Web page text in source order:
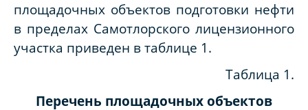
площадочных объектов подготовки нефти
в пределах Самотлорского лицензионного
участка приведен в таблице 1.
Таблица 1.
Перечень площадочных объектов